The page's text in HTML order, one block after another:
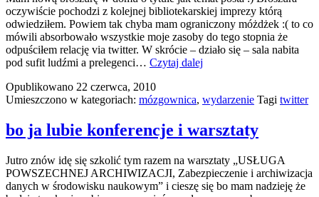
oczywiście pochodzi z kolejnej bibliotekarskiej imprezy którą
odwiedziłem. Powiem tak chyba mam ograniczony móżdżek :( to co
mówili absorbowało wszystkie moje zasoby do tego stopnia że
odpuściłem relację via twitter. W skrócie – działo się – sala nabita
pod sufit ludźmi a prelegenci… Czytaj dalej
bibliotekarzy
Opublikowano 22 czerwca, 2010
Umieszczono w kategoriach: mózgownica, wydarzenie Tagi twitter
bo ja lubie konferencje i warsztaty
Jutro znów idę się szkolić tym razem na warsztaty „USŁUGA
POWSZECHNEJ ARCHIWIZACJI, Zabezpieczenie i archiwizacja
danych w środowisku naukowym” i cieszę się bo mam nadzieję że